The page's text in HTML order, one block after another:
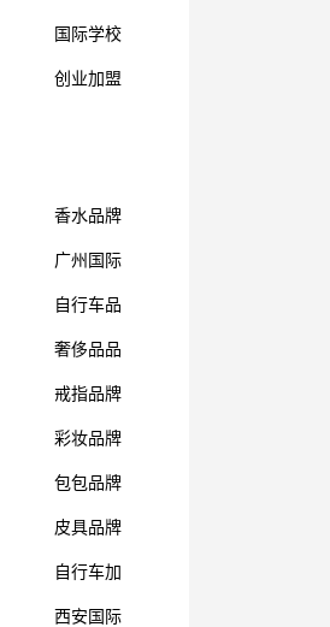
国际学校
创业加盟
香水品牌
广州国际
自行车品
奢侈品品
戒指品牌
彩妆品牌
包包品牌
皮具品牌
自行车加
西安国际